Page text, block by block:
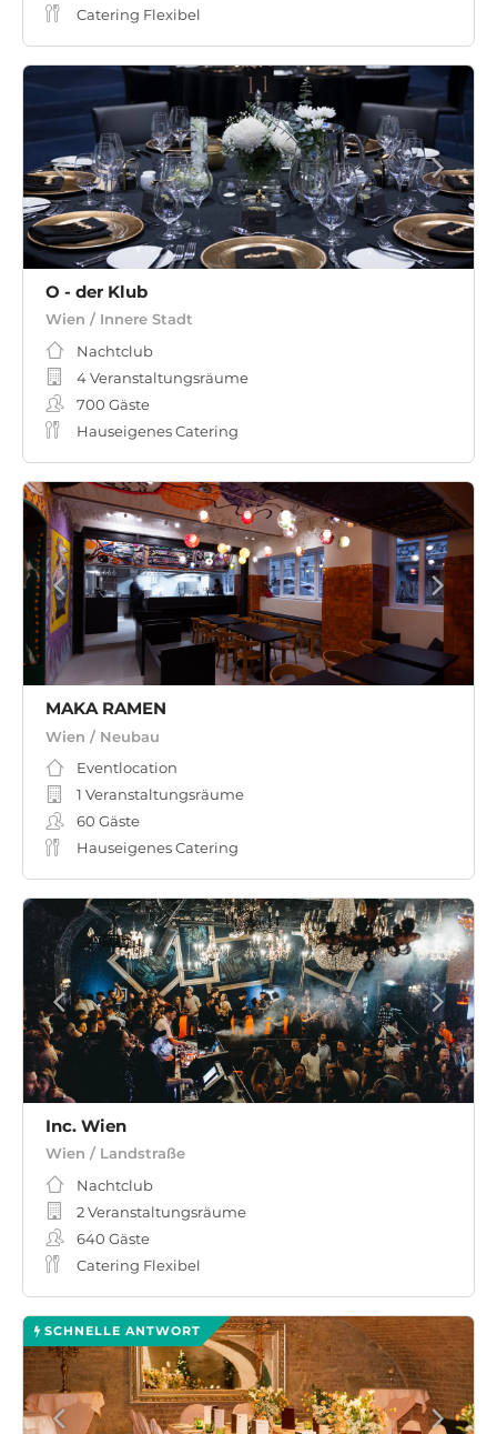
Catering Flexibel
O - der Klub
Wien / Innere Stadt
Nachtclub
4 Veranstaltungsräume
700 Gäste
Hauseigenes Catering
MAKA RAMEN
Wien / Neubau
Eventlocation
1 Veranstaltungsräume
60 Gäste
Hauseigenes Catering
Inc. Wien
Wien / Landstraße
Nachtclub
2 Veranstaltungsräume
640 Gäste
Catering Flexibel
SCHNELLE ANTWORT